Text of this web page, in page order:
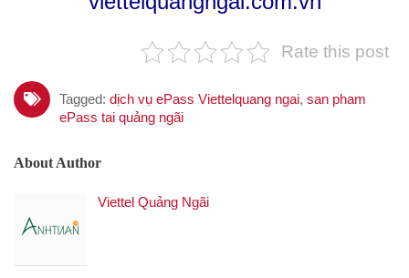
Rate this post
Tagged: dịch vụ ePass Viettelquang ngai, san pham
ePass tai quảng ngãi
About Author
Viettel Quảng Ngãi